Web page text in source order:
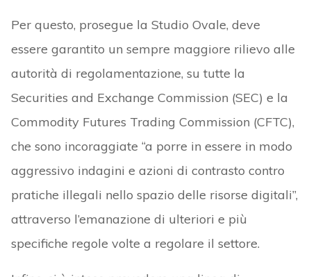
Per questo, prosegue la Studio Ovale, deve
essere garantito un sempre maggiore rilievo alle
autorità di regolamentazione, su tutte la
Securities and Exchange Commission (SEC) e la
Commodity Futures Trading Commission (CFTC),
che sono incoraggiate “a porre in essere in modo
aggressivo indagini e azioni di contrasto contro
pratiche illegali nello spazio delle risorse digitali”,
attraverso l’emanazione di ulteriori e più
specifiche regole volte a regolare il settore.